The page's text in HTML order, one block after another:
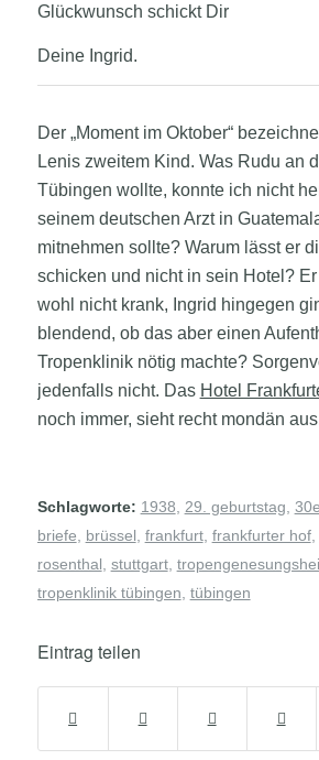
Glückwunsch schickt Dir
Deine Ingrid.
Der „Moment im Oktober“
Lenis zweitem Kind. Was Rudu an
Tübingen wollte, konnte ich nicht
seinem deutschen Arzt in
mitnehmen sollte? Warum lässt er
schicken und nicht in sein Hotel?
wohl nicht krank, Ingrid hingegen
blendend, ob das aber einen
Tropenklinik nötig machte?
jedenfalls nicht. Das Hotel
noch immer, sieht recht mondän
Schlagworte: 1938, 29. geburtstag,
briefe, brüssel, frankfurt, frankfurter hof,
rosenthal, stuttgart,
tropenklinik tübingen, tübingen
Eintrag teilen